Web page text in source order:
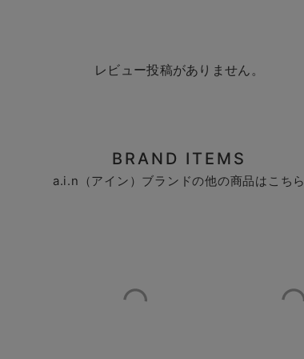
レビュー投稿がありません。
BRAND ITEMS
a.i.n（アイン）ブランドの他の商品はこちら